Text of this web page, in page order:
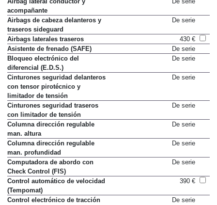
acompañante
Airbags de cabeza delanteros y
traseros sideguard
De serie
Airbags laterales traseros
430 €
Asistente de frenado (SAFE)
De serie
Bloqueo electrónico del
diferencial (E.D.S.)
De serie
Cinturones seguridad delanteros
con tensor pirotécnico y
limitador de tensión
De serie
Cinturones seguridad traseros
con limitador de tensión
De serie
Columna dirección regulable
man. altura
De serie
Columna dirección regulable
man. profundidad
De serie
Computadora de abordo con
Check Control (FIS)
De serie
Control automático de velocidad
(Tempomat)
390 €
Control electrónico de tracción
De serie